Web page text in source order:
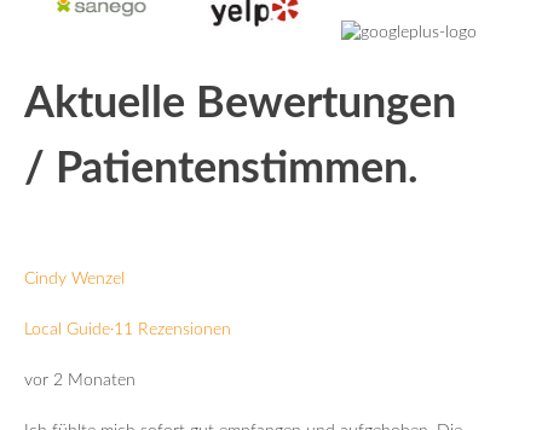
Aktuelle Bewertungen
/ Patientenstimmen.
Cindy Wenzel
Local Guide·11 Rezensionen
vor 2 Monaten